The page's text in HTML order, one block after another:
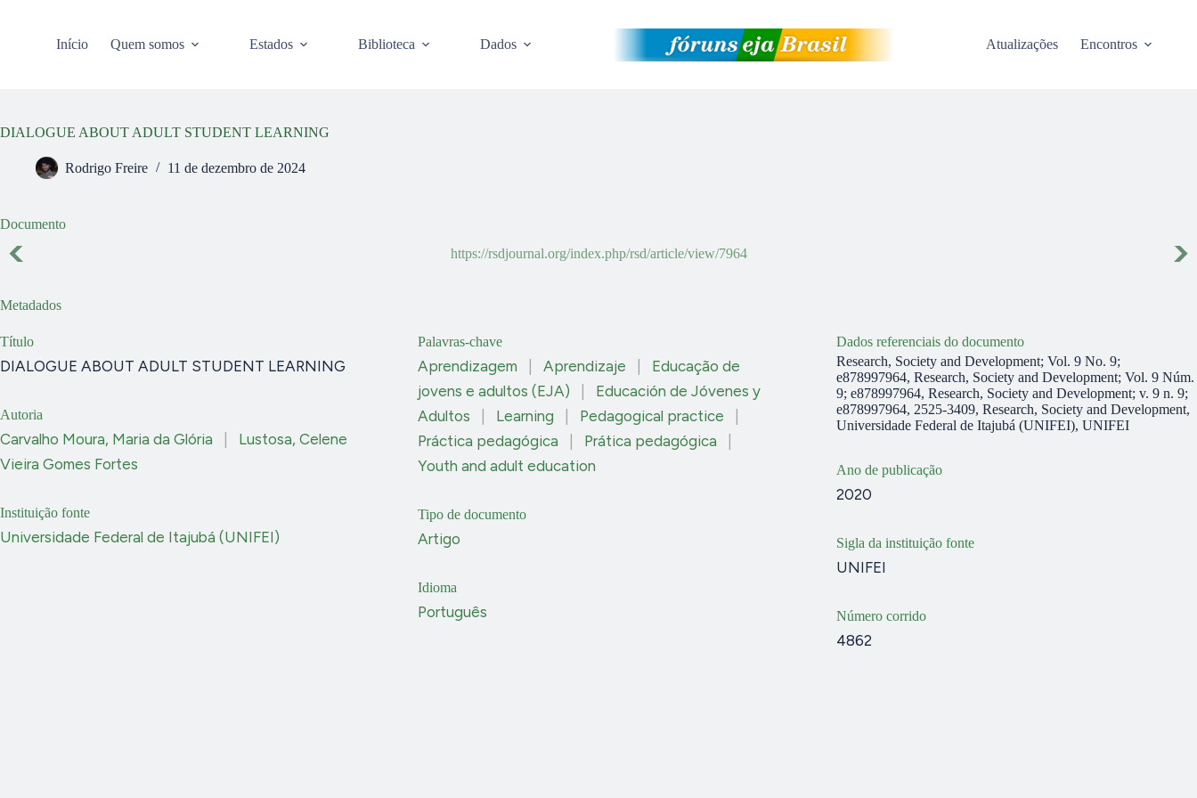
Início Quem somos Estados Biblioteca Dados Atualizações Encontros
DIALOGUE ABOUT ADULT STUDENT LEARNING
Rodrigo Freire 11 de dezembro de 2024
Documento
https://rsdjournal.org/index.php/rsd/article/view/7964
Metadados
Título
DIALOGUE ABOUT ADULT STUDENT LEARNING
Autoria
Carvalho Moura, Maria da Glória
Lustosa, Celene
Vieira Gomes Fortes
Instituição fonte
Universidade Federal de Itajubá (UNIFEI)
Palavras-chave
Aprendizagem Aprendizaje
Educação de
jovens e adultos (EJA)
Educación de Jóvenes y
Adultos
Learning Pedagogical practice
Práctica pedagógica
Prática pedagógica
Youth and adult education
Tipo de documento
Artigo
Idioma
Português
Dados referenciais do documento
Research, Society and Development; Vol. 9 No. 9;
e878997964, Research, Society and Development; Vol. 9 Núm.
9; e878997964, Research, Society and Development; v. 9 n. 9;
e878997964, 2525-3409, Research, Society and Development,
Universidade Federal de Itajubá (UNIFEI), UNIFEI
Ano de publicação
2020
Sigla da instituição fonte
UNIFEI
Número corrido
4862